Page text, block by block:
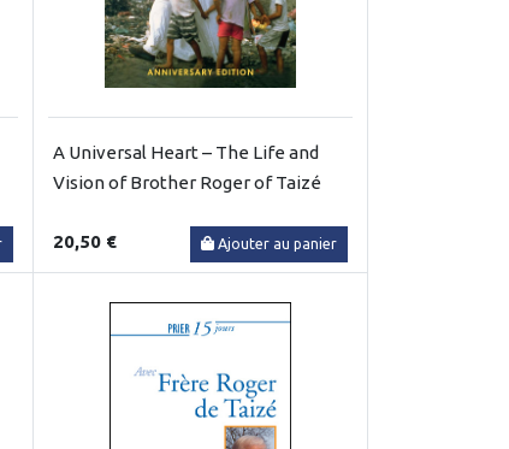
A Universal Heart – The Life and
Vision of Brother Roger of Taizé
20,50 € Ajouter au panier